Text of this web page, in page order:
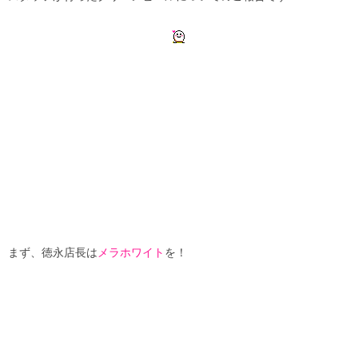
まず、徳永店長は メラホワイト を！